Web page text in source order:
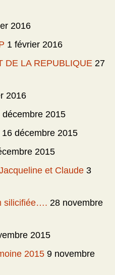
2016
1 février 2016
DE LA REPUBLIQUE 27
2016
décembre 2015
16 décembre 2015
2015
et Claude 3
silicifiée…. 28 novembre
2015
2015 9 novembre